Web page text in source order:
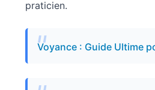
praticien.
Voyance : Guide Ultime